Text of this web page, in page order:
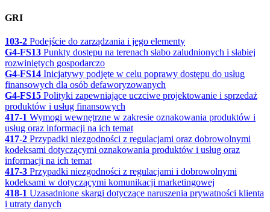
GRI
103-2 Podejście do zarządzania i jego elementy
G4-FS13 Punkty dostępu na terenach słabo zaludnionych i słabiej
rozwiniętych gospodarczo
G4-FS14 Inicjatywy podjęte w celu poprawy dostępu do usług
finansowych dla osób defaworyzowanych
G4-FS15 Polityki zapewniające uczciwe projektowanie i sprzedaż
produktów i usług finansowych
417-1 Wymogi wewnętrzne w zakresie oznakowania produktów i
usług oraz informacji na ich temat
417-2 Przypadki niezgodności z regulacjami oraz dobrowolnymi
kodeksami dotyczącymi oznakowania produktów i usług oraz
informacji na ich temat
417-3 Przypadki niezgodności z regulacjami i dobrowolnymi
kodeksami w dotyczącymi komunikacji marketingowej
418-1 Uzasadnione skargi dotyczące naruszenia prywatności klienta
i utraty danych